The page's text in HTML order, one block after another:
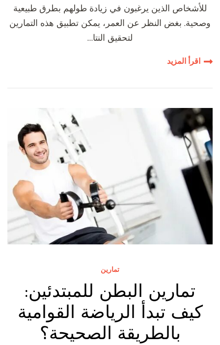
للأشخاص الذين يرغبون في زيادة طولهم بطرق طبيعية
وصحية. بغض النظر عن العمر، يمكن تطبيق هذه التمارين
لتحقيق النتا…
اقرأ المزيد
تمارين
تمارين البطن للمبتدئين:
كيف تبدأ الرياضة القوامية
بالطريقة الصحيحة؟